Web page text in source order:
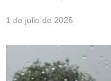
1 de julio de 2026